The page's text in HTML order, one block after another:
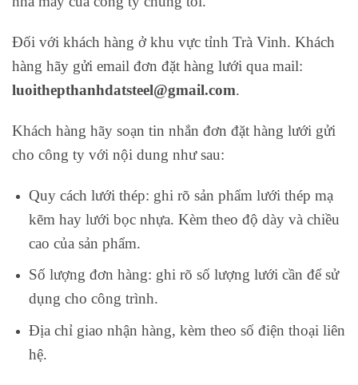
Đối với khách hàng ở khu vực tỉnh Trà Vinh. Khách
hàng hãy gửi email đơn đặt hàng lưới qua mail:
luoithepthanhdatsteel@gmail.com.
Khách hàng hãy soạn tin nhắn đơn đặt hàng lưới gửi
cho công ty với nội dung như sau:
Quy cách lưới thép: ghi rõ sản phẩm lưới thép mạ
kẽm hay lưới bọc nhựa. Kèm theo độ dày và chiều
cao của sản phẩm.
Số lượng đơn hàng: ghi rõ số lượng lưới cần để sử
dụng cho công trình.
Địa chỉ giao nhận hàng, kèm theo số điện thoại liên
hệ.